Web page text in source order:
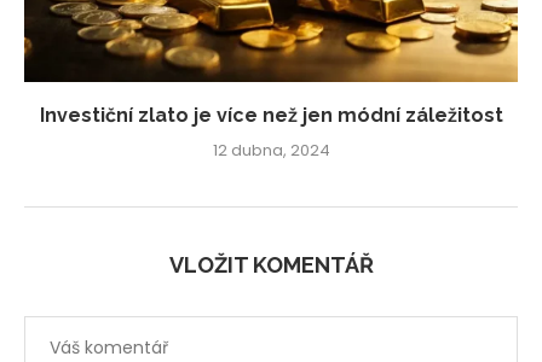
Investiční zlato je více než jen módní záležitost
12 dubna, 2024
VLOŽIT KOMENTÁŘ